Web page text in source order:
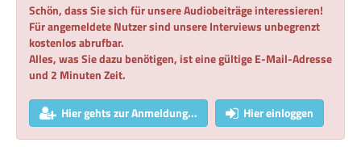
Schön, dass Sie sich für unsere Audiobeiträge interessieren!
Für angemeldete Nutzer sind unsere Interviews unbegrenzt
kostenlos abrufbar.
Alles, was Sie dazu benötigen, ist eine gültige E-Mail-Adresse
und 2 Minuten Zeit.
Hier gehts zur Anmeldung... Hier einloggen